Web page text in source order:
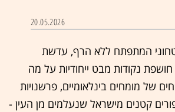
20.05.2026
המתפתח ללא הרף, עדשת
נקודות מבט ייחודיות על מה
של מומחים בינלאומיים, פרשנויות
קטנים מישראל שנעלמים מן העין -